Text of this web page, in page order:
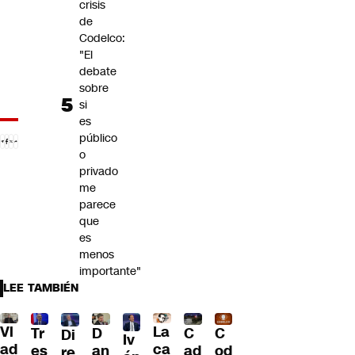
crisis
de
Codelco:
"El
debate
sobre
si
es
público
o
privado
me
parece
que
es
menos
importante"
LEE TAMBIÉN
Vl
ad
Tr
Di
D
Iv
La
ca
C
C